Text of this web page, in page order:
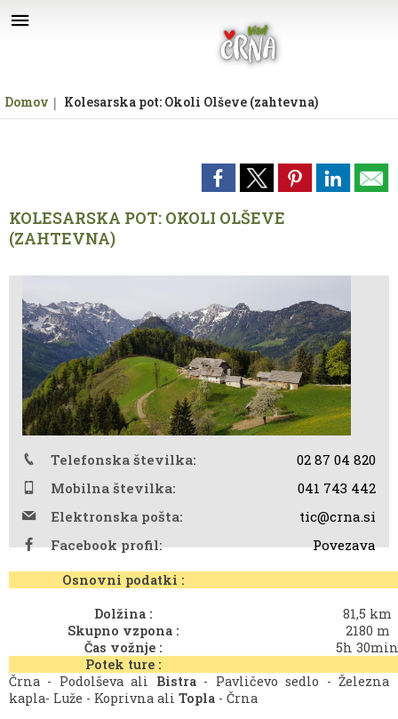
Domov Kolesarska pot: Okoli Olševe (zahtevna)
KOLESARSKA POT: OKOLI OLŠEVE
(ZAHTEVNA)
Telefonska številka:
02 87 04 820
Mobilna številka:
041 743 442
Elektronska pošta:
tic@crna.si
Facebook profil:
Povezava
Osnovni podatki :
Dolžina :
81,5 km
Skupno vzpona :
2180 m
Čas vožnje :
5h 30min
Potek ture :
Črna - Podolševa ali Bistra- Pavličevo sedlo - Železna
kapla- Luže - Koprivna ali Topla - Črna
Za pričetek iskanja kliknite na puščico >